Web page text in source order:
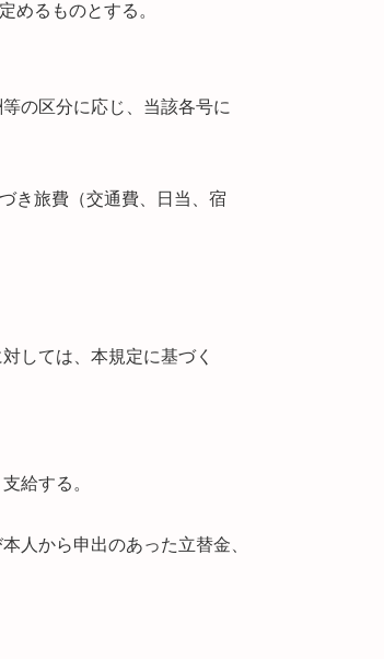
めるものとする。
の区分に応じ、当該各号に
き旅費（交通費、日当、宿
しては、本規定に基づく
給する。
人から申出のあった立替金、